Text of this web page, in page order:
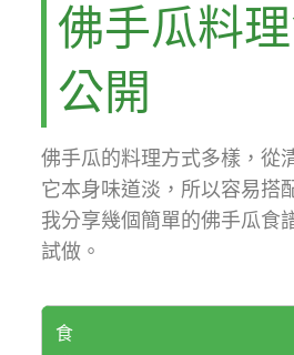
佛手瓜料
公開
佛手瓜的料理方式多樣，從
它本身味道淡，所以容易搭
我分享幾個簡單的佛手瓜食
試做。
食